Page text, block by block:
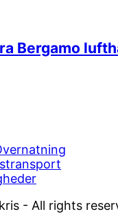
Bergamo
- All rights